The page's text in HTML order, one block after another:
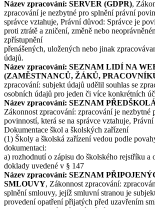
Název zpracování: SERVER (GDPR),
zpracování je nezbytné pro splnění právní
správce vztahuje, Právní důvod: Správce je
proti ztrátě a zničení, změně nebo
zpřístupnění
přenášených, uložených nebo jinak
údajů.
Název zpracování: SEZNAM LIDÍ NA
(ZAMĚSTNANCŮ, ŽÁKŮ,
zpracování: subjekt údajů udělil souhlas se
osobních údajů pro jeden či více konkrétních
Název zpracování: SEZNAM
Zákonnost zpracování: zpracování je nezbytné
povinností, která se na správce vztahuje,
Dokumentace škol a školských zařízení
(1) Školy a školská zařízení vedou podle
dokumentaci:
a) rozhodnutí o zápisu do školského rejstříku a
doklady uvedené v § 147
Název zpracování: SEZNAM
SMLOUVY, Zákonnost zpracování:
splnění smlouvy, jejíž smluvní stranou je
provedení opatření přijatých před uzavřením